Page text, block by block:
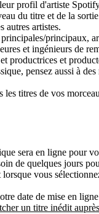
profil d'artiste
du titre et de la
autres artistes.
principaux,
et ingénieurs de
productrices et
pensez aussi à
les titres de vos
sera en ligne pour
de quelques jours
vous
date de mise en
un titre inédit